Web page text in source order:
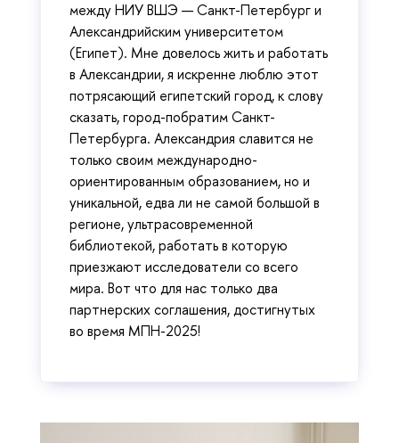
между НИУ ВШЭ — Санкт-Петербург и
Александрийским университетом
(Египет). Мне довелось жить и работать
в Александрии, я искренне люблю этот
потрясающий египетский город, к слову
сказать, город-побратим Санкт-
Петербурга. Александрия славится не
только своим международно-
ориентированным образованием, но и
уникальной, едва ли не самой большой в
регионе, ультрасовременной
библиотекой, работать в которую
приезжают исследователи со всего
мира. Вот что для нас только два
партнерских соглашения, достигнутых
во время МПН-2025!